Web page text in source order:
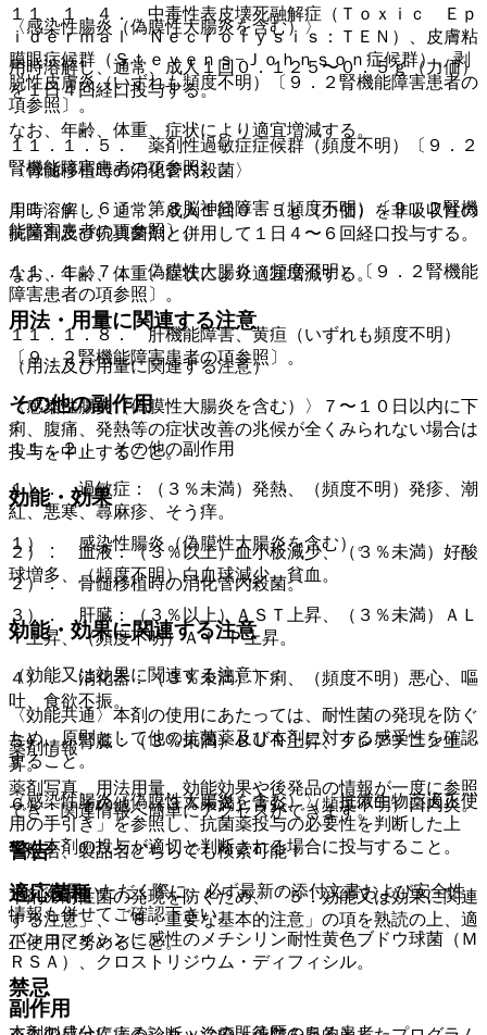
１１．１．４． 中毒性表皮壊死融解症（Ｔｏｘｉｃ Ｅｐ
ｉｄｅｒｍａｌ Ｎｅｃｒｏｌｙｓｉｓ：ＴＥＮ）、皮膚粘
膜眼症候群（Ｓｔｅｖｅｎｓ−Ｊｏｈｎｓｏｎ症候群）、剥
脱性皮膚炎（いずれも頻度不明）〔９．２腎機能障害患者の
項参照〕。
１１．１．５． 薬剤性過敏症症候群（頻度不明）〔９．２
腎機能障害患者の項参照〕。
１１．１．６． 第８脳神経障害（頻度不明）〔９．２腎機
能障害患者の項参照〕。
１１．１．７． 偽膜性大腸炎（頻度不明）〔９．２腎機能
障害患者の項参照〕。
１１．１．８． 肝機能障害、黄疸（いずれも頻度不明）
〔９．２腎機能障害患者の項参照〕。
その他の副作用
１１．２． その他の副作用
１）． 過敏症：（３％未満）発熱、（頻度不明）発疹、潮
紅、悪寒、蕁麻疹、そう痒。
２）． 血液：（３％以上）血小板減少、（３％未満）好酸
球増多、（頻度不明）白血球減少、貧血。
３）． 肝臓：（３％以上）ＡＳＴ上昇、（３％未満）ＡＬ
Ｔ上昇、（頻度不明）Ａｌ−Ｐ上昇。
４）． 消化器：（３％未満）下痢、（頻度不明）悪心、嘔
吐、食欲不振。
５）． 腎臓：（３％未満）ＢＵＮ上昇、クレアチニン上
昇。
６）． その他：（３％未満）舌炎、（頻度不明）口内炎。
警告
本剤の耐性菌の発現を防ぐため、「５．効能又は効果に関連
する注意」、「８．重要な基本的注意」の項を熟読の上、適
正使用に努めること。
禁忌
〈感染性腸炎（偽膜性大腸炎を含む）〉
用時溶解し、通常、成人１回０．１２５〜０．５ｇ（力価）
を１日４回経口投与する。
なお、年齢、体重、症状により適宜増減する。
〈骨髄移植時の消化管内殺菌〉
用時溶解し、通常、成人１回０．５ｇ（力価）を非吸収性の
抗菌剤及び抗真菌剤と併用して１日４〜６回経口投与する。
なお、年齢、体重、症状により適宜増減する。
用法・用量に関連する注意
（用法及び用量に関連する注意）
〈感染性腸炎（偽膜性大腸炎を含む）〉７〜１０日以内に下
痢、腹痛、発熱等の症状改善の兆候が全くみられない場合は
投与を中止すること。
効能・効果
１）． 感染性腸炎（偽膜性大腸炎を含む）。
２）． 骨髄移植時の消化管内殺菌。
効能・効果に関連する注意
（効能又は効果に関連する注意）
〈効能共通〉本剤の使用にあたっては、耐性菌の発現を防ぐ
ため、原則として他の抗菌薬及び本剤に対する感受性を確認
すること。
〈感染性腸炎（偽膜性大腸炎を含む）〉「抗微生物薬適正使
用の手引き」を参照し、抗菌薬投与の必要性を判断した上
で、本剤の投与が適切と判断される場合に投与すること。
適応菌種
バンコマイシンに感性のメチシリン耐性黄色ブドウ球菌（Ｍ
ＲＳＡ）、クロストリジウム・ディフィシル。
副作用
薬剤情報
薬剤写真、用法用量、効能効果や後発品の情報が一度に参照
でき、関連情報へ簡単にアクセスができます。
一般名、製品名どちらでも検索可能！
※ ご使用いただく際に、必ず最新の添付文書および安全性
情報も併せてご確認下さい。